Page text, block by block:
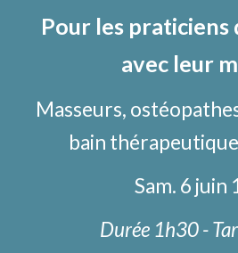
Pour les praticiens
avec leur
Masseurs,
bain
Sam. 6 juin
Durée 1h30-